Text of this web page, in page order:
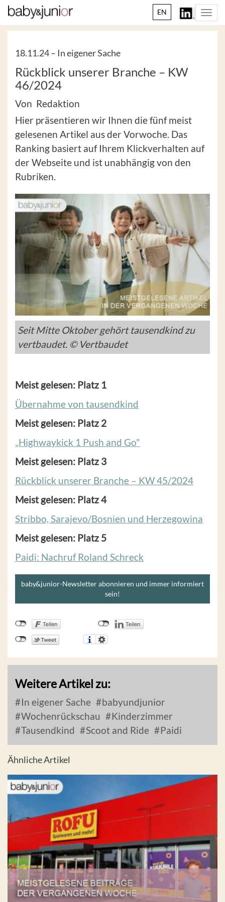
EN
18.11.24 – In eigener Sache
Rückblick unserer Branche – KW
46/2024
Von Redaktion
Hier präsentieren wir Ihnen die fünf meist
gelesenen Artikel aus der Vorwoche. Das
Ranking basiert auf Ihrem Klickverhalten auf
der Webseite und ist unabhängig von den
Rubriken.
Seit Mitte Oktober gehört tausendkind zu
vertbaudet. © Vertbaudet
Meist gelesen: Platz 1
Übernahme von tausendkind
Meist gelesen: Platz 2
„Highwaykick 1 Push and Go"
Meist gelesen: Platz 3
Rückblick unserer Branche – KW 45/2024
Meist gelesen: Platz 4
Stribbo, Sarajevo/Bosnien und Herzegowina
Meist gelesen: Platz 5
Paidi: Nachruf Roland Schreck
baby&junior-Newsletter abonnieren und immer informiert
sein!
Weitere Artikel zu:
In eigener Sache
babyundjunior
Wochenrückschau
Kinderzimmer
Tausendkind
Scoot and Ride Paidi
Ähnliche Artikel